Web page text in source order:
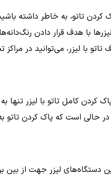
تاتو، به خاطر داشته
لیزرها با هدف قرار دادن
با لیزر، می‌توانید در
کردن کامل تاتو با لیزر
حالی است که پاک کردن تاتو
دستگاه‌های لیزر جهت از بین